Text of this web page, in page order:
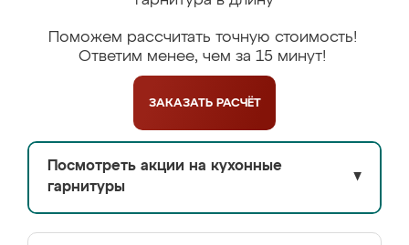
Поможем рассчитать точную стоимость!
Ответим менее, чем за 15 минут!
ЗАКАЗАТЬ РАСЧЁТ
Посмотреть акции на кухонные
гарнитуры
▼